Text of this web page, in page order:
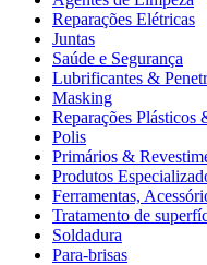
Reparações Elétricas
Juntas
Saúde e Segurança
Lubrificantes &
Masking
Reparações Plásticos
Polis
Primários &
Produtos
Ferramentas,
Tratamento de
Soldadura
Para-brisas